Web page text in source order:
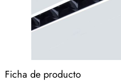
Ficha de producto